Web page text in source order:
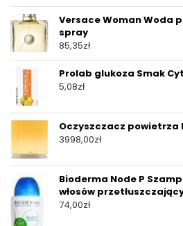
Versace Woman Woda
spray
85,35zł
Prolab glukoza Smak
5,08zł
Oczyszczacz powietrza
3998,00zł
Bioderma Node P
włosów
74,00zł